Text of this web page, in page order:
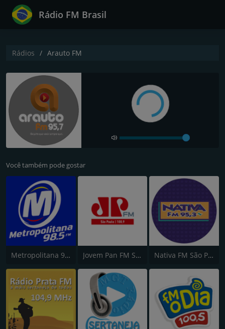
Rádio FM Brasil
Rádios Arauto FM
Você também pode gostar
Metropolitana 98.5 FM Jovem Pan FM São Paulo Nativa FM São Paulo